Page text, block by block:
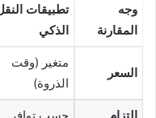
وجه
المقارنة
تطبيقات
الذكي
السعر
متغير (وقت
الذروة)